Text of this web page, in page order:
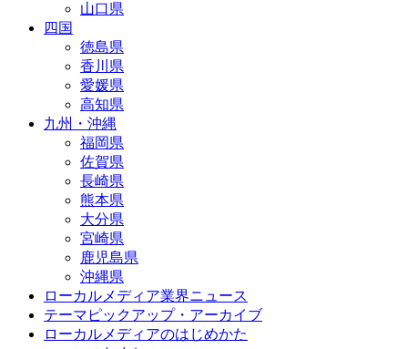
山口県
四国
徳島県
香川県
愛媛県
高知県
九州・沖縄
福岡県
佐賀県
長崎県
熊本県
大分県
宮崎県
鹿児島県
沖縄県
ローカルメディア業界ニュース
テーマピックアップ・アーカイブ
ローカルメディアのはじめかた